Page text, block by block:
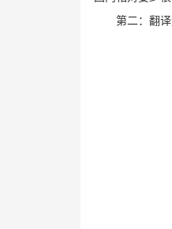
第二：翻